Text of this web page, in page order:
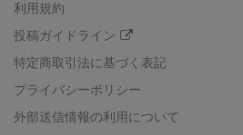
利用規約
投稿ガイドライン
特定商取引法に基づく表記
プライバシーポリシー
外部送信情報の利用について